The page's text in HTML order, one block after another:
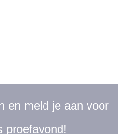
en meld je aan voor
proefavond!